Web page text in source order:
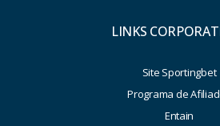
LINKS
Site Sportingbet
Programa de
Entain